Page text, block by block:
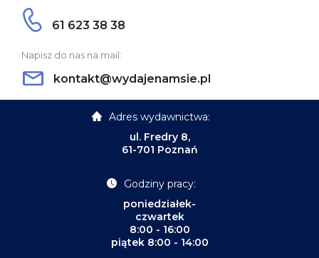
61 623 38 38
Napisz do nas na mail:
kontakt@wydajenamsie.pl
Adres wydawnictwa:
ul. Fredry 8,
61-701 Poznań
Godziny pracy:
poniedziałek-
czwartek
8:00 - 16:00
piątek 8:00 - 14:00